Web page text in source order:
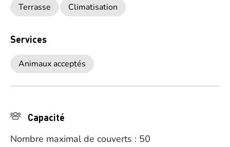
Terrasse Climatisation
Services
Animaux acceptés
Capacité
Nombre maximal de couverts : 50